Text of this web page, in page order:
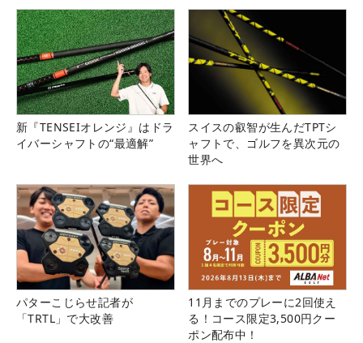
新『TENSEIオレンジ』はドラ
イバーシャフトの“最適解”
スイスの叡智が生んだTPTシ
ャフトで、ゴルフを異次元の
世界へ
パターこじらせ記者が
「TRTL」で大改善
11月までのプレーに2回使え
る！コース限定3,500円クー
ポン配布中！